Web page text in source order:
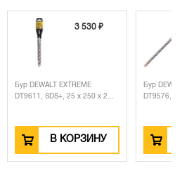
3 530 ₽
Бур DEWALT EXTREME
DT9611, SDS+, 25 x 250 x 2...
В КОРЗИНУ
Бур
DT9576,